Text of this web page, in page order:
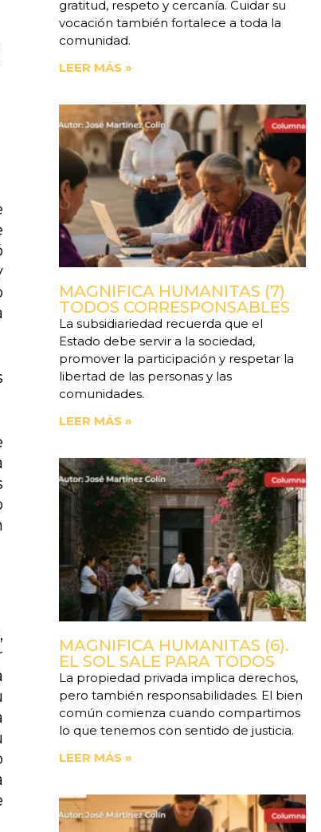
gratitud, respeto y cercanía. Cuidar su
vocación también fortalece a toda la
comunidad.
LEER MÁS »
MAGNIFICA HUMANITAS (7)
TODOS CORRESPONSABLES
La subsidiariedad recuerda que el
Estado debe servir a la sociedad,
promover la participación y respetar la
libertad de las personas y las
comunidades.
LEER MÁS »
MAGNIFICA HUMANITAS (6).
EL SOL SALE PARA TODOS
La propiedad privada implica derechos,
pero también responsabilidades. El bien
común comienza cuando compartimos
lo que tenemos con sentido de justicia.
LEER MÁS »